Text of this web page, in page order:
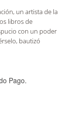
un artista de la
libros de
con un poder
bautizó
Pago.